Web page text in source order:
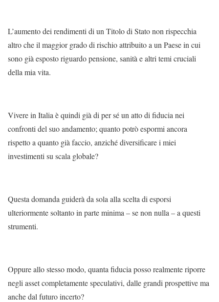
L’aumento dei rendimenti di un Titolo di Stato non rispecchia
altro che il maggior grado di rischio attribuito a un Paese in cui
sono già esposto riguardo pensione, sanità e altri temi cruciali
della mia vita.
Vivere in Italia è quindi già di per sé un atto di fiducia nei
confronti del suo andamento; quanto potrò espormi ancora
rispetto a quanto già faccio, anziché diversificare i miei
investimenti su scala globale?
Questa domanda guiderà da sola alla scelta di esporsi
ulteriormente soltanto in parte minima – se non nulla – a questi
strumenti.
Oppure allo stesso modo, quanta fiducia posso realmente riporre
negli asset completamente speculativi, dalle grandi prospettive ma
anche dal futuro incerto?